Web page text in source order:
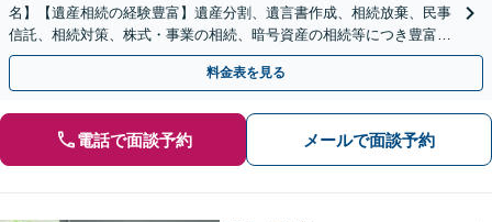
名】【遺産相続の経験豊富】遺産分割、遺言書作成、相続放棄、民事
信託、相続対策、株式・事業の相続、暗号資産の相続等につき豊富な
対応実績。【バリアフリー】【完全個室対応】
料金表を見る
電話で面談予約 メールで面談予約